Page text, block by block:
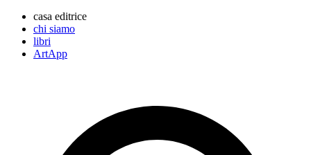
casa editrice
chi siamo
libri
ArtApp